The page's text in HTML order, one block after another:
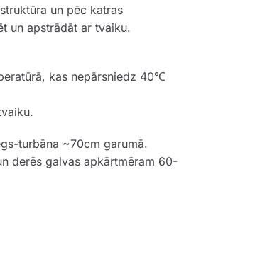
un pēc katras
un apstrādāt ar tvaiku.
kas nepārsniedz 40℃
turbāna ~70cm garumā.
derēs galvas apkārtmēram 60-